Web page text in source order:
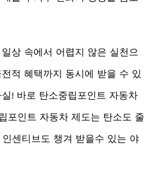
상 속에서 어렵지 않은 실천으
적 혜택까지 동시에 받을 수 있
! 바로 탄소중립포인트 자동차
포인트 자동차 제도는 탄소도 줄
센티브도 챙겨 받을수 있는 야